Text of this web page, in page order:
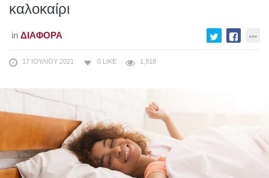
καλοκαίρι
in ΔΙΆΦΟΡΑ
17 ΙΟΥΛΊΟΥ 2021 0 LIKE 1,918